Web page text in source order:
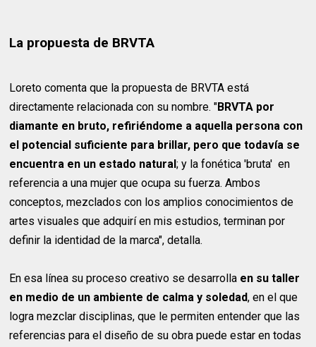
La propuesta de BRVTA
Loreto comenta que la propuesta de BRVTA está
directamente relacionada con su nombre. "BRVTA por
diamante en bruto, refiriéndome a aquella persona con
el potencial suficiente para brillar, pero que todavía se
encuentra en un estado natural; y la fonética 'bruta' en
referencia a una mujer que ocupa su fuerza. Ambos
conceptos, mezclados con los amplios conocimientos de
artes visuales que adquirí en mis estudios, terminan por
definir la identidad de la marca", detalla.
En esa línea su proceso creativo se desarrolla en su taller
en medio de un ambiente de calma y soledad, en el que
logra mezclar disciplinas, que le permiten entender que las
referencias para el diseño de su obra puede estar en todas